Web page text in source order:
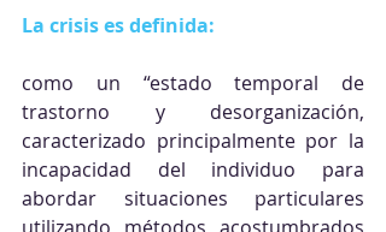
La crisis es definida:
como un “estado temporal de
trastorno y desorganización,
caracterizado principalmente por la
incapacidad del individuo para
abordar situaciones particulares